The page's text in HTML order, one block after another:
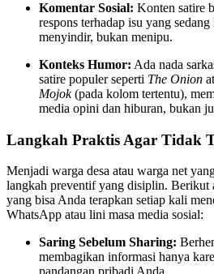
Komentar Sosial: Konten satire
respons terhadap isu yang
menyindir, bukan menipu.
Konteks Humor: Ada nada
satire populer seperti The Onion
Mojok(pada kolom tertentu),
media opini dan hiburan, bukan
Langkah Praktis Agar Tidak
Menjadi warga desa atau warga net
langkah preventif yang disiplin. Berikut
yang bisa Anda terapkan setiap kali
WhatsApp atau lini masa media sosial:
Saring Sebelum Sharing:
membagikan informasi hanya